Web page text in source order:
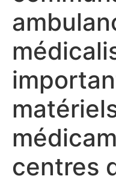
centres